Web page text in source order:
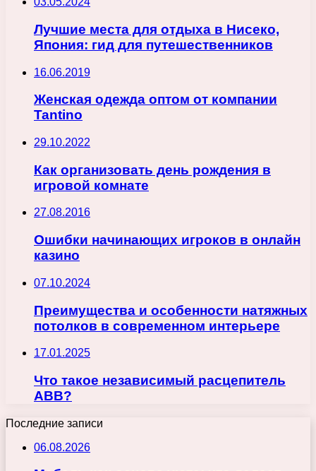
Лучшие места для отдыха в Нисеко,
Япония: гид для путешественников
16.06.2019
Женская одежда оптом от компании
Tantino
29.10.2022
Как организовать день рождения в
игровой комнате
27.08.2016
Ошибки начинающих игроков в онлайн
казино
07.10.2024
Преимущества и особенности натяжных
потолков в современном интерьере
17.01.2025
Что такое независимый расцепитель
ABB?
Последние записи
06.08.2026